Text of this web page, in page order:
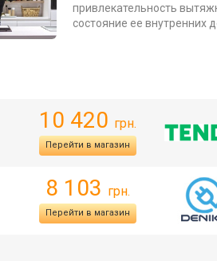
привлекательность
состояние ее внутренних
10 420 грн.
Перейти в магазин
8 103 грн.
Перейти в магазин